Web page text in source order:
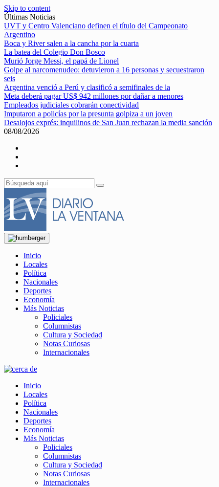
Skip to content
Últimas Noticias
UVT y Centro Valenciano definen el título del Campeonato
Argentino
Boca y River salen a la cancha por la cuarta
La batea del Colegio Don Bosco
Murió Jorge Messi, el papá de Lionel
Golpe al narcomenudeo: detuvieron a 16 personas y secuestraron
seis
Argentina venció a Perú y clasificó a semifinales de la
Meta deberá pagar US$ 942 millones por dañar a menores
Empleados judiciales cobrarán conectividad
Imputaron a policías por la presunta golpiza a un joven
Desalojos exprés: inquilinos de San Juan rechazan la media sanción
08/08/2026
Inicio
Locales
Política
Nacionales
Deportes
Economía
Más Noticias
Policiales
Columnistas
Cultura y Sociedad
Notas Curiosas
Internacionales
Inicio
Locales
Política
Nacionales
Deportes
Economía
Más Noticias
Policiales
Columnistas
Cultura y Sociedad
Notas Curiosas
Internacionales